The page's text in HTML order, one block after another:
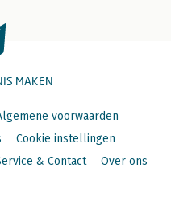
MAKEN
voorwaarden
Cookie instellingen
& Contact Over ons